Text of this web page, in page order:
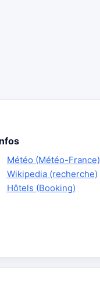
Météo (Météo-France)
Wikipedia (recherche)
Hôtels (Booking)